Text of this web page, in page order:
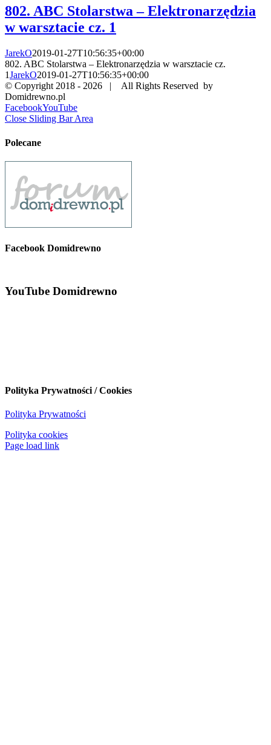
802. ABC Stolarstwa – Elektronarzędzia
w warsztacie cz. 1
JarekO2019-01-27T10:56:35+00:00
802. ABC Stolarstwa – Elektronarzędzia w warsztacie cz.
1JarekO2019-01-27T10:56:35+00:00
© Copyright 2018 - 2026 | All Rights Reserved by
Domidrewno.pl
FacebookYouTube
Close Sliding Bar Area
Polecane
Facebook Domidrewno
YouTube Domidrewno
Polityka Prywatności / Cookies
Polityka Prywatności
Polityka cookies
Page load link